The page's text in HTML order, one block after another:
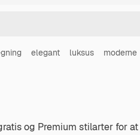
elegant luksus moderne
og Premium stilarter for